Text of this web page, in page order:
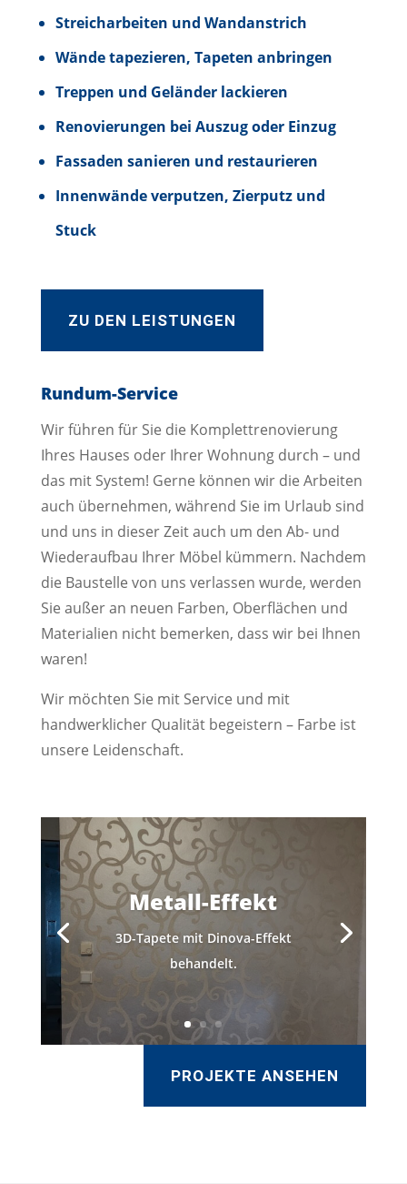
Streicharbeiten und Wandanstrich
Wände tapezieren, Tapeten anbringen
Treppen und Geländer lackieren
Renovierungen bei Auszug oder Einzug
Fassaden sanieren und restaurieren
Innenwände verputzen, Zierputz und
Stuck
ZU DEN LEISTUNGEN
Rundum-Service
Wir führen für Sie die Komplettrenovierung
Ihres Hauses oder Ihrer Wohnung durch – und
das mit System! Gerne können wir die Arbeiten
auch übernehmen, während Sie im Urlaub sind
und uns in dieser Zeit auch um den Ab- und
Wiederaufbau Ihrer Möbel kümmern. Nachdem
die Baustelle von uns verlassen wurde, werden
Sie außer an neuen Farben, Oberflächen und
Materialien nicht bemerken, dass wir bei Ihnen
waren!
Wir möchten Sie mit Service und mit
handwerklicher Qualität begeistern – Farbe ist
unsere Leidenschaft.
Metall-Effekt
3D-Tapete mit Dinova-Effekt
behandelt.
PROJEKTE ANSEHEN